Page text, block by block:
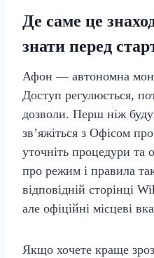
Де саме це
знати перед
Афон — автономна
Доступ регулюється,
дозволи. Перш ніж
зв’яжіться з Офісом
уточніть процедури
про режим і правила
відповідній сторінці
але офіційні місцеві
Якщо хочете краще